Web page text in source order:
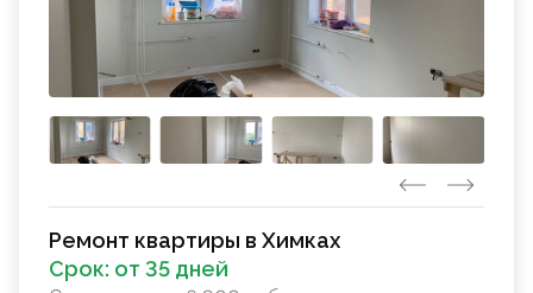
Ремонт квартиры в Химках
Срок: от 35 дней